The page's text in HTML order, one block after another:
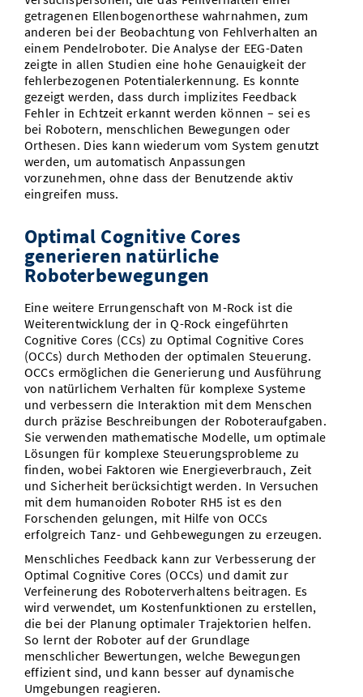
getragenen Ellenbogenorthese wahrnahmen, zum
anderen bei der Beobachtung von Fehlverhalten an
einem Pendelroboter. Die Analyse der EEG-Daten
zeigte in allen Studien eine hohe Genauigkeit der
fehlerbezogenen Potentialerkennung. Es konnte
gezeigt werden, dass durch implizites Feedback
Fehler in Echtzeit erkannt werden können – sei es
bei Robotern, menschlichen Bewegungen oder
Orthesen. Dies kann wiederum vom System genutzt
werden, um automatisch Anpassungen
vorzunehmen, ohne dass der Benutzende aktiv
eingreifen muss.
Optimal Cognitive Cores
generieren natürliche
Roboterbewegungen
Eine weitere Errungenschaft von M-Rock ist die
Weiterentwicklung der in Q-Rock eingeführten
Cognitive Cores (CCs) zu Optimal Cognitive Cores
(OCCs) durch Methoden der optimalen Steuerung.
OCCs ermöglichen die Generierung und Ausführung
von natürlichem Verhalten für komplexe Systeme
und verbessern die Interaktion mit dem Menschen
durch präzise Beschreibungen der Roboteraufgaben.
Sie verwenden mathematische Modelle, um optimale
Lösungen für komplexe Steuerungsprobleme zu
finden, wobei Faktoren wie Energieverbrauch, Zeit
und Sicherheit berücksichtigt werden. In Versuchen
mit dem humanoiden Roboter RH5 ist es den
Forschenden gelungen, mit Hilfe von OCCs
erfolgreich Tanz- und Gehbewegungen zu erzeugen.
Menschliches Feedback kann zur Verbesserung der
Optimal Cognitive Cores (OCCs) und damit zur
Verfeinerung des Roboterverhaltens beitragen. Es
wird verwendet, um Kostenfunktionen zu erstellen,
die bei der Planung optimaler Trajektorien helfen.
So lernt der Roboter auf der Grundlage
menschlicher Bewertungen, welche Bewegungen
effizient sind, und kann besser auf dynamische
Umgebungen reagieren.